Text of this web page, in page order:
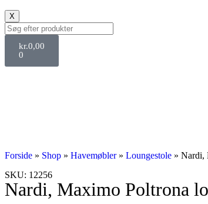
X
kr.0,00
0
Forside » Shop » Havemøbler» Loungestole » Nardi,
SKU: 12256
Nardi, Maximo Poltrona